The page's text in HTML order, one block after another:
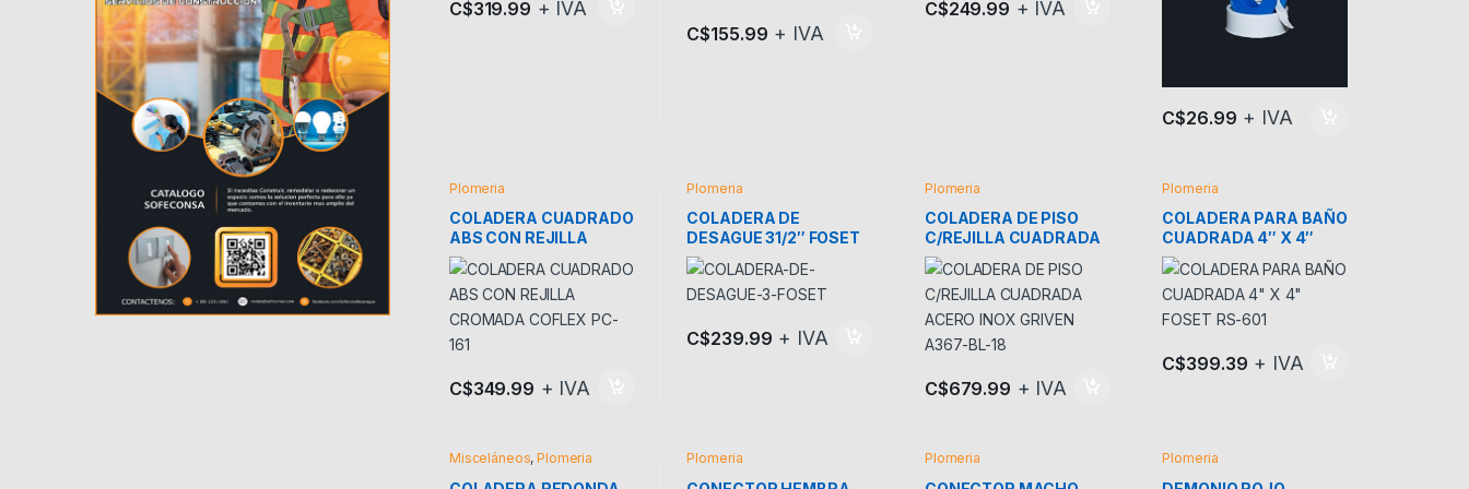
C$319.99 + IVA
C$155.99 + IVA
C$249.99 + IVA
C$26.99 + IVA
Plomeria
COLADERA CUADRADO
ABS CON REJILLA
CROMADA COFLEX PC-
161
C$349.99 + IVA
Plomeria
COLADERA DE
DESAGUE 31/2″ FOSET
C$239.99 + IVA
Plomeria
COLADERA DE PISO
C/REJILLA CUADRADA
ACERO INOX GRIVEN
A367-BL-18
C$679.99 + IVA
Plomeria
COLADERA PARA BAÑO
CUADRADA 4″ X 4″
FOSET RS-601
C$399.39 + IVA
Misceláneos,Plomeria Plomeria Plomeria Plomeria